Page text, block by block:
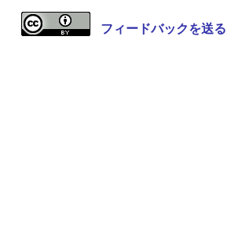
フィードバックを送る